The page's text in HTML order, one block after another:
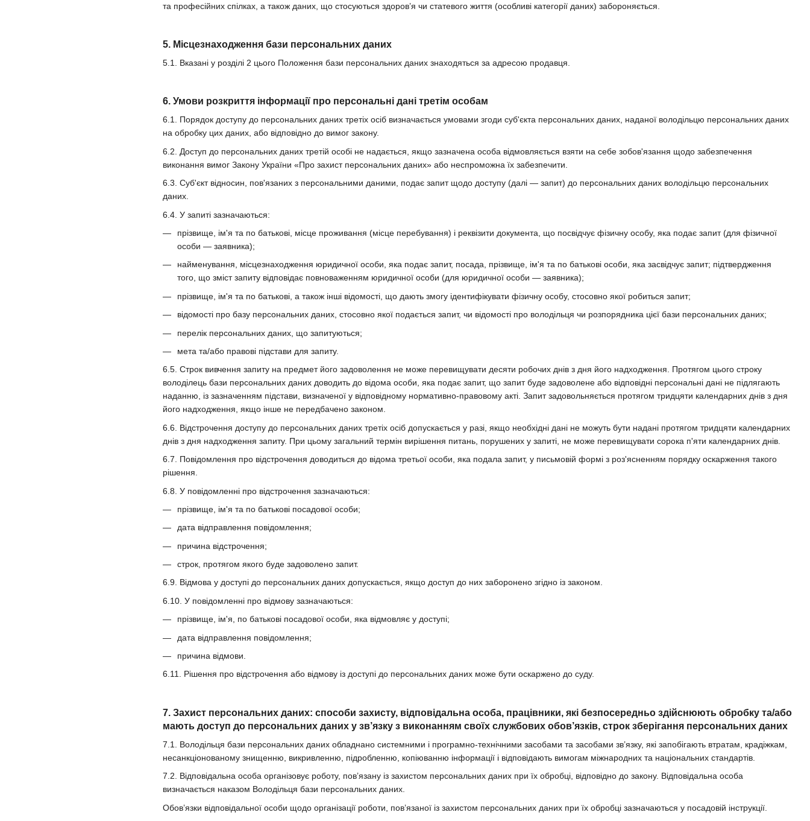
та професійних спілках, а також даних, що стосуються здоров’я чи статевого життя (особливі категорії даних) забороняється.
5. Місцезнаходження бази персональних даних
5.1. Вказані у розділі 2 цього Положення бази персональних даних знаходяться за адресою продавця.
6. Умови розкриття інформації про персональні дані третім особам
6.1. Порядок доступу до персональних даних третіх осіб визначається умовами згоди суб'єкта персональних даних, наданої володільцю персональних даних
на обробку цих даних, або відповідно до вимог закону.
6.2. Доступ до персональних даних третій особі не надається, якщо зазначена особа відмовляється взяти на себе зобов'язання щодо забезпечення
виконання вимог Закону України «Про захист персональних даних» або неспроможна їх забезпечити.
6.3. Суб'єкт відносин, пов'язаних з персональними даними, подає запит щодо доступу (далі — запит) до персональних даних володільцю персональних
даних.
6.4. У запиті зазначаються:
прізвище, ім'я та по батькові, місце проживання (місце перебування) і реквізити документа, що посвідчує фізичну особу, яка подає запит (для фізичної
особи — заявника);
найменування, місцезнаходження юридичної особи, яка подає запит, посада, прізвище, ім'я та по батькові особи, яка засвідчує запит; підтвердження
того, що зміст запиту відповідає повноваженням юридичної особи (для юридичної особи — заявника);
прізвище, ім'я та по батькові, а також інші відомості, що дають змогу ідентифікувати фізичну особу, стосовно якої робиться запит;
відомості про базу персональних даних, стосовно якої подається запит, чи відомості про володільця чи розпорядника цієї бази персональних даних;
перелік персональних даних, що запитуються;
мета та/або правові підстави для запиту.
6.5. Строк вивчення запиту на предмет його задоволення не може перевищувати десяти робочих днів з дня його надходження. Протягом цього строку
володілець бази персональних даних доводить до відома особи, яка подає запит, що запит буде задоволене або відповідні персональні дані не підлягають
наданню, із зазначенням підстави, визначеної у відповідному нормативно-правовому акті. Запит задовольняється протягом тридцяти календарних днів з дня
його надходження, якщо інше не передбачено законом.
6.6. Відстрочення доступу до персональних даних третіх осіб допускається у разі, якщо необхідні дані не можуть бути надані протягом тридцяти календарних
днів з дня надходження запиту. При цьому загальний термін вирішення питань, порушених у запиті, не може перевищувати сорока п'яти календарних днів.
6.7. Повідомлення про відстрочення доводиться до відома третьої особи, яка подала запит, у письмовій формі з роз'ясненням порядку оскарження такого
рішення.
6.8. У повідомленні про відстрочення зазначаються:
прізвище, ім'я та по батькові посадової особи;
дата відправлення повідомлення;
причина відстрочення;
строк, протягом якого буде задоволено запит.
6.9. Відмова у доступі до персональних даних допускається, якщо доступ до них заборонено згідно із законом.
6.10. У повідомленні про відмову зазначаються:
прізвище, ім'я, по батькові посадової особи, яка відмовляє у доступі;
дата відправлення повідомлення;
причина відмови.
6.11. Рішення про відстрочення або відмову із доступі до персональних даних може бути оскаржено до суду.
7. Захист персональних даних: способи захисту, відповідальна особа, працівники, які безпосередньо здійснюють обробку та/або
мають доступ до персональних даних у зв’язку з виконанням своїх службових обов’язків, строк зберігання персональних даних
7.1. Володільця бази персональних даних обладнано системними і програмно-технічними засобами та засобами зв’язку, які запобігають втратам, крадіжкам,
несанкціонованому знищенню, викривленню, підробленню, копіюванню інформації і відповідають вимогам міжнародних та національних стандартів.
7.2. Відповідальна особа організовує роботу, пов’язану із захистом персональних даних при їх обробці, відповідно до закону. Відповідальна особа
визначається наказом Володільця бази персональних даних.
Обов’язки відповідальної особи щодо організації роботи, пов’язаної із захистом персональних даних при їх обробці зазначаються у посадовій інструкції.